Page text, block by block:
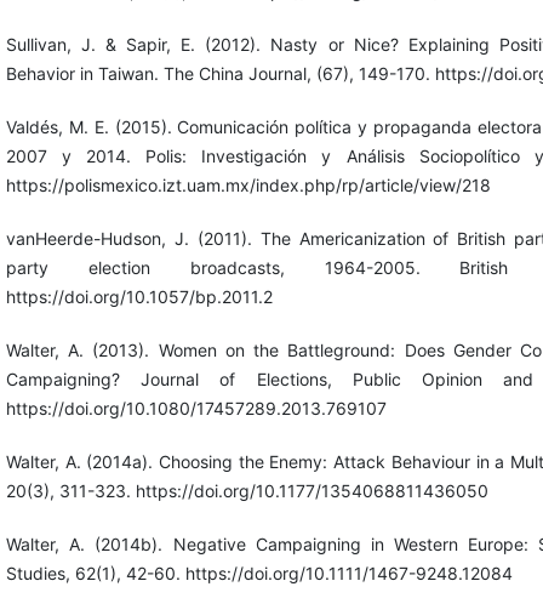
Sullivan, J. & Sapir, E. (2012). Nasty or Nice? Explaining
Behavior in Taiwan. The China Journal, (67), 149-170. https://
Valdés, M. E. (2015). Comunicación política y propaganda
2007 y 2014. Polis: Investigación y Análisis Sociopolítico
https://polismexico.izt.uam.mx/index.php/rp/article/view/218
vanHeerde-Hudson, J. (2011). The Americanization of British
party election broadcasts, 1964-2005. British
https://doi.org/10.1057/bp.2011.2
Walter, A. (2013). Women on the Battleground: Does Gender
Campaigning? Journal of Elections, Public Opinion
https://doi.org/10.1080/17457289.2013.769107
Walter, A. (2014a). Choosing the Enemy: Attack Behaviour in a
20(3), 311-323. https://doi.org/10.1177/1354068811436050
Walter, A. (2014b). Negative Campaigning in Western Europe:
Studies, 62(1), 42-60. https://doi.org/10.1111/1467-9248.12084